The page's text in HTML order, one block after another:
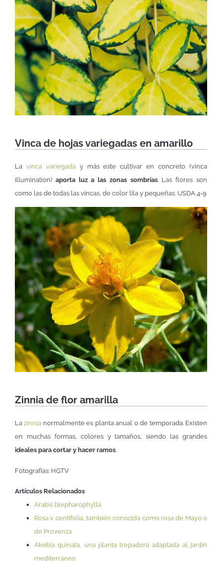
Vinca de hojas variegadas en amarillo
La vinca variegaday más este cultivar en concreto (vinca
illumination) aporta luz a las zonas sombrías. Las flores son
como las de todas las vincas, de color lila y pequeñas. USDA 4-9
Zinnia de flor amarilla
Lazinnia normalmente es planta anual o de temporada. Existen
en muchas formas, colores y tamaños, siendo las grandes
ideales para cortar y hacer ramos.
Fotografías: HGTV
Artículos Relacionados
Arabis blepharophylla
Rosa x centifolia, también conocida como rosa de Mayo o
de Provenza
Akebia quinata, una planta trepadora adaptada al jardín
mediterráneo